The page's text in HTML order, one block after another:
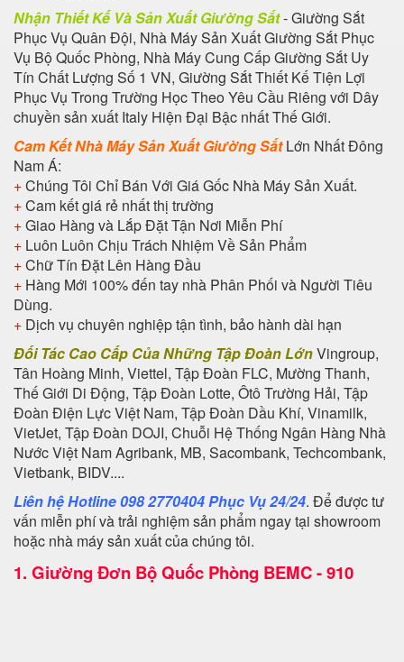
Nhận Thiết Kế Và Sản Xuất Giường Sắt- Giường Sắt
Phục Vụ Quân Đội, Nhà Máy Sản Xuất Giường Sắt Phục
Vụ Bộ Quốc Phòng, Nhà Máy Cung Cấp Giường Sắt Uy
Tín Chất Lượng Số 1 VN, Giường Sắt Thiết Kế Tiện Lợi
Phục Vụ Trong Trường Học Theo Yêu Cầu Riêng với Dây
chuyền sản xuất Italy Hiện Đại Bậc nhất Thế Giới.
Cam Kết Nhà Máy Sản Xuất Giường SắtLớn Nhất Đông
Nam Á:
+Chúng Tôi Chỉ Bán Với Giá Gốc Nhà Máy Sản Xuất.
+Cam kết giá rẻ nhất thị trường
+Giao Hàng và Lắp Đặt Tận Nơi Miễn Phí
+ Luôn Luôn Chịu Trách Nhiệm Về Sản Phẩm
+Chữ Tín Đặt Lên Hàng Đầu
+ Hàng Mới 100% đến tay nhà Phân Phối và Người Tiêu
Dùng.
+ Dịch vụ chuyên nghiệp tận tình, bảo hành dài hạn
Đối Tác Cao Cấp Của Những Tập Đoàn LớnVingroup,
Tân Hoàng Minh, Viettel, Tập Đoàn FLC, Mường Thanh,
Thế Giới Di Động, Tập Đoàn Lotte, Ôtô Trường Hải, Tập
Đoàn Điện Lực Việt Nam, Tập Đoàn Dầu Khí, Vinamilk,
VietJet, Tập Đoàn DOJI, Chuỗi Hệ Thống Ngân Hàng Nhà
Nước Việt Nam Agribank, MB, Sacombank, Techcombank,
Vietbank, BIDV....
Liên hệ Hotline 098 2770404 Phục Vụ 24/24. Để được tư
vấn miễn phí và trải nghiệm sản phẩm ngay tại showroom
hoặc nhà máy sản xuất của chúng tôi.
1. Giường Đơn Bộ Quốc Phòng BEMC - 910